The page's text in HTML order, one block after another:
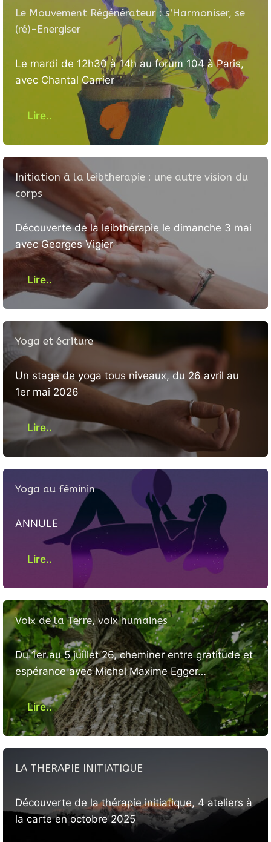
Le Mouvement Régénérateur : s’Harmoniser, se
(ré)-Energiser
Le mardi de 12h30 à 14h au forum 104 à Paris,
avec Chantal Carrier
Lire..
Initiation à la leibtherapie : une autre vision du
corps
Découverte de la leibthérapie le dimanche 3 mai
avec Georges Vigier
Lire..
Yoga et écriture
Un stage de yoga tous niveaux, du 26 avril au
1er mai 2026
Lire..
Yoga au féminin
ANNULE
Lire..
Voix de la Terre, voix humaines
Du 1er au 5 juillet 26, cheminer entre gratitude et
espérance avec Michel Maxime Egger…
Lire..
LA THERAPIE INITIATIQUE
Découverte de la thérapie initiatique, 4 ateliers à
la carte en octobre 2025